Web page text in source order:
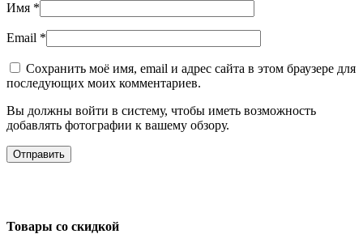
Имя *
Email *
Сохранить моё имя, email и адрес сайта в этом браузере для
последующих моих комментариев.
Вы должны войти в систему, чтобы иметь возможность
добавлять фотографии к вашему обзору.
Товары со скидкой